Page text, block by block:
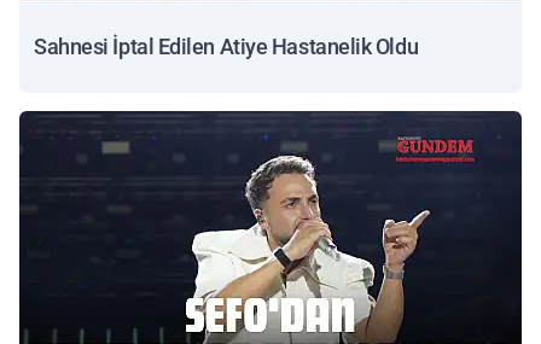
Sahnesi İptal Edilen Atiye Hastanelik Oldu